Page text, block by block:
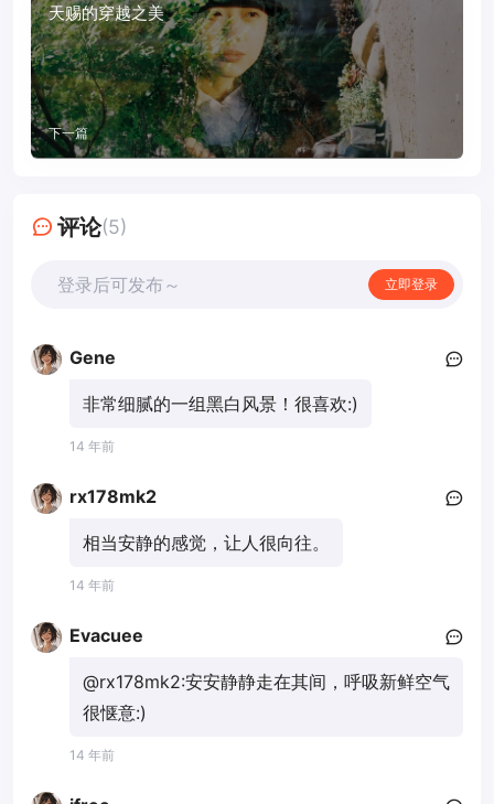
天赐的穿越之美
下一篇
评论(5)
登录后可发布～ 立即登录
Gene
非常细腻的一组黑白风景！很喜欢:)
14 年前
rx178mk2
相当安静的感觉，让人很向往。
14 年前
Evacuee
@rx178mk2:安安静静走在其间，呼吸新鲜空气
很惬意:)
14 年前